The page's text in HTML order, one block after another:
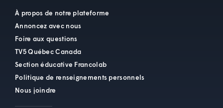
À propos de notre plateforme
Annoncez avec nous
Foire aux questions
TV5 Québec Canada
Section éducative Francolab
Politique de renseignements personnels
Nous joindre